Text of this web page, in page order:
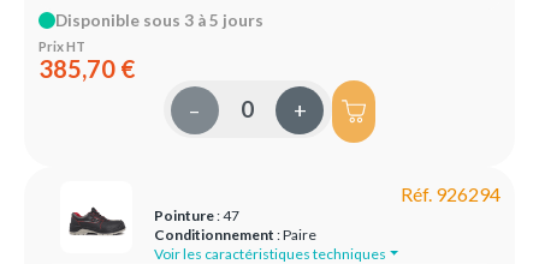
Disponible sous 3 à 5 jours
Prix HT
385,70 €
– +
Réf. 926294
Pointure: 47
Conditionnement : Paire
Voir les caractéristiques techniques